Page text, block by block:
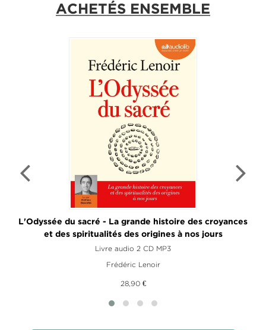
ACHETÉS ENSEMBLE
L'Odyssée du sacré - La grande histoire des croyances
et des spiritualités des origines à nos jours
Livre audio 2 CD MP3
Frédéric Lenoir
28,90 €